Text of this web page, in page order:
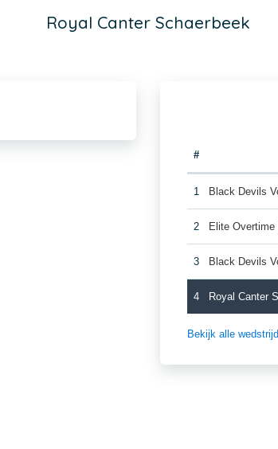
Royal Canter Schaerbeek
#
1 Black Devils
2 Elite Overtime
3 Black Devils
4 Royal Canter
Bekijk alle